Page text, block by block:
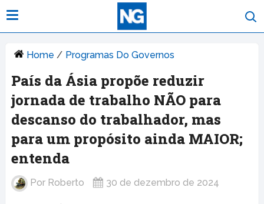
Home / Programas Do Governos
País da Ásia propõe reduzir
jornada de trabalho NÃO para
descanso do trabalhador, mas
para um propósito ainda MAIOR;
entenda
Por Roberto 30 de dezembro de 2024